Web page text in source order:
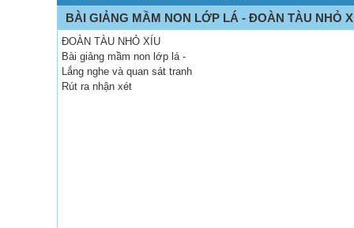
BÀI GIẢNG MẦM NON LỚP LÁ - ĐOÀN TÀU NHỎ
ĐOÀN TÀU NHỎ XÍU
Bài giảng mầm non lớp lá -
Lắng nghe và quan sát tranh
Rút ra nhận xét